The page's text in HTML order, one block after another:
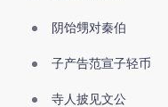
阴饴甥对秦伯
子产告范宣子轻币
寺人披见文公